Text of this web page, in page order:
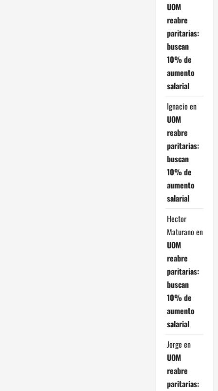
UOM
reabre
paritarias:
buscan
10% de
aumento
salarial
Ignacio en
UOM
reabre
paritarias:
buscan
10% de
aumento
salarial
Hector
Maturano en
UOM
reabre
paritarias:
buscan
10% de
aumento
salarial
Jorge en
UOM
reabre
paritarias: